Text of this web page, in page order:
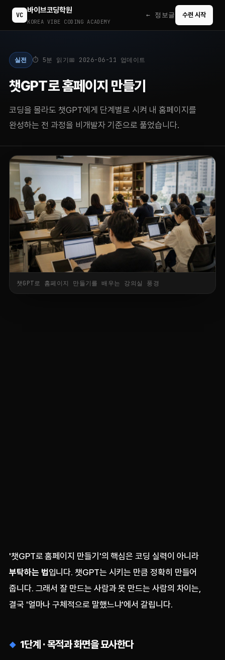
VC
바이브코딩학원
KOREA VIBE CODING ACADEMY
← 정보글 수련 시작
실전 ⏱ 5분 읽기📅 2026-06-11 업데이트
챗GPT로 홈페이지 만들기
코딩을 몰라도 챗GPT에게 단계별로 시켜 내 홈페이지를
완성하는 전 과정을 비개발자 기준으로 풀었습니다.
챗GPT로 홈페이지 만들기를 배우는 강의실 풍경
'챗GPT로 홈페이지 만들기'의 핵심은 코딩 실력이 아니라
부탁하는 법입니다. 챗GPT는 시키는 만큼 정확히 만들어
줍니다. 그래서 잘 만드는 사람과 못 만드는 사람의 차이는,
결국 '얼마나 구체적으로 말했느냐'에서 갈립니다.
1단계 · 목적과 화면을 묘사한다